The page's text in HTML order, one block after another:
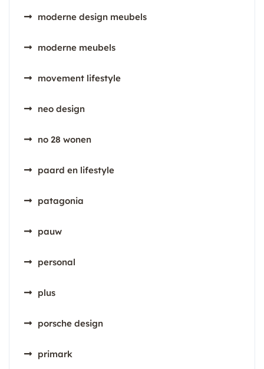
moderne design meubels
moderne meubels
movement lifestyle
neo design
no 28 wonen
paard en lifestyle
patagonia
pauw
personal
plus
porsche design
primark